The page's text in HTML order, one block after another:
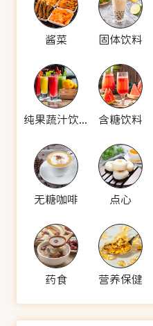
酱菜 固体饮料
纯果蔬汁饮料 含糖饮料
无糖咖啡 点心
药食 营养保健